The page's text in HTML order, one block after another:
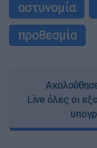
αστυνομία
προθεσμία
Live όλες οι